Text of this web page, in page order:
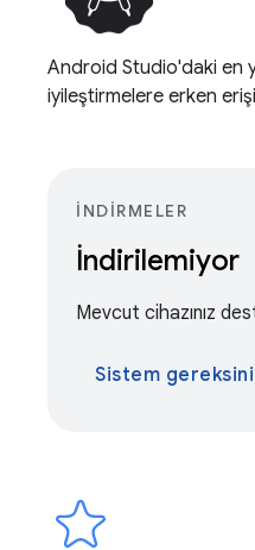
Android Studio'daki en
iyileştirmelere erken
İNDIRMELER
İndirilemiyor
Mevcut cihazınız
Sistem